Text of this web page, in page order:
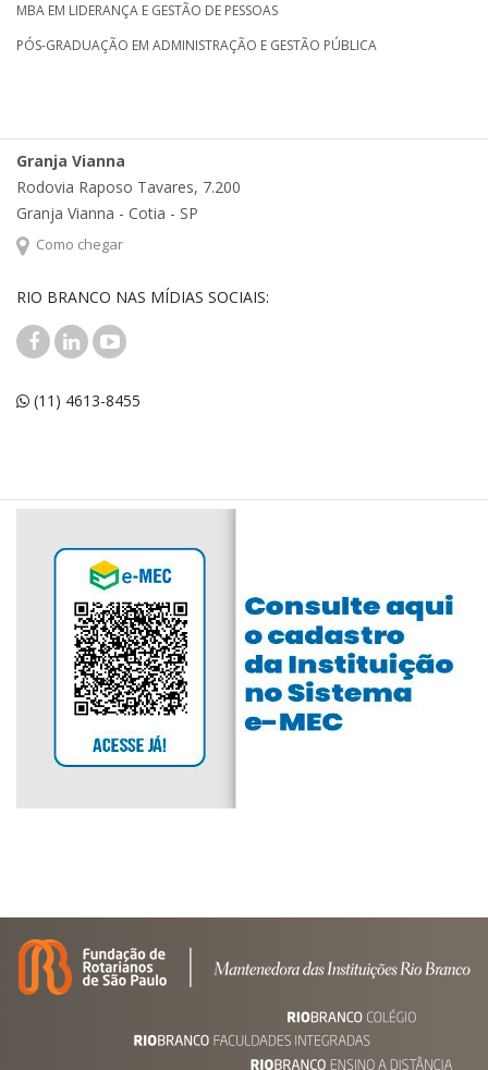
MBA EM LIDERANÇA E GESTÃO DE PESSOAS
PÓS-GRADUAÇÃO EM ADMINISTRAÇÃO E GESTÃO PÚBLICA
Granja Vianna
Rodovia Raposo Tavares, 7.200
Granja Vianna - Cotia - SP
Como chegar
RIO BRANCO NAS MÍDIAS SOCIAIS:
(11) 4613-8455